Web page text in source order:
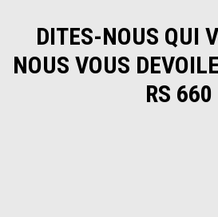
DITES-NOUS QUI
NOUS VOUS
RS 660